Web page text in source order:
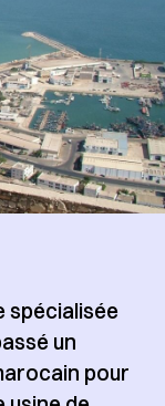
spécialisée
un
pour